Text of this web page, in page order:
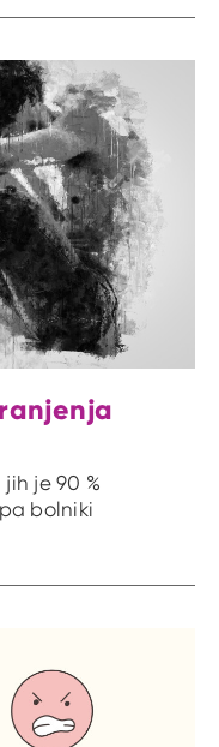
je 90 %
bolniki